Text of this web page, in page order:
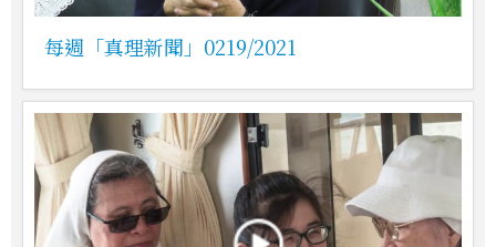
每週「真理新聞」0219/2021